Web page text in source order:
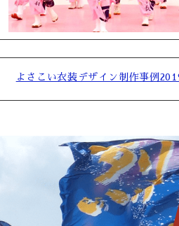
よさこい衣装デザイン制作事例